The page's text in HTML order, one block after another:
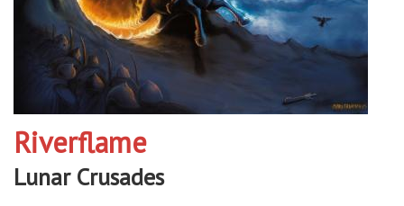
Riverflame
Lunar Crusades